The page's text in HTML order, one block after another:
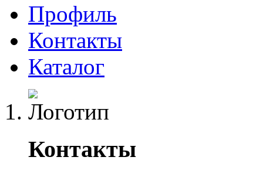
Профиль
Контакты
Каталог
Контакты